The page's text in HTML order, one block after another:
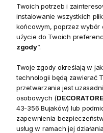
Doradztwo produktowe
+ 48 531 771 366
Biuro
+ 48 723 600 621
Reklamacje | Zwroty
sklep@decoratore.pl
Twoich potrzeb i
instalowanie wszystkich
końcowym, poprzez wybór
użycie do Twoich
zgody”.
Twoje zgody określają w
technologii będą zawierać
przetwarzania jest
osobowych (DECORATORE
43-356 Bujaków) lub
zapewnienia
usług w ramach jej